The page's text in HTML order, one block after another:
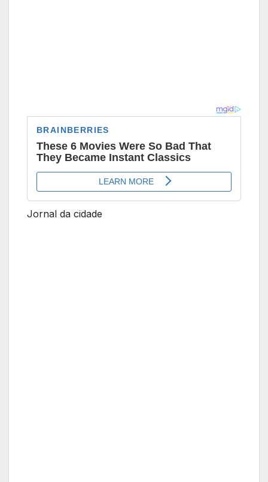
Jornal da cidade